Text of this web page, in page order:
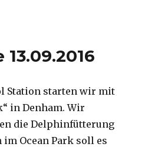
13.09.2016
Station starten wir mit
in Denham. Wir
die Delphinfütterung
Ocean Park soll es